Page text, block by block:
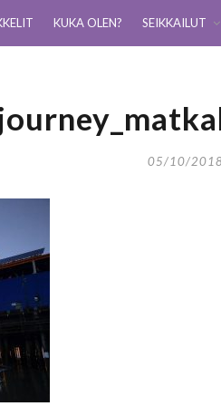
KUKA OLEN? SEIKKAILUT
05/10/2018